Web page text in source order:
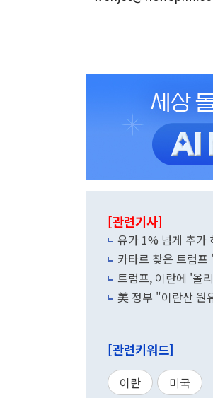
[관련기사]
유가 1% 넘게 추가
카타르 찾은 트럼
트럼프, 이란에 '올
美 정부 "이란산 원
[관련키워드]
이란 미국